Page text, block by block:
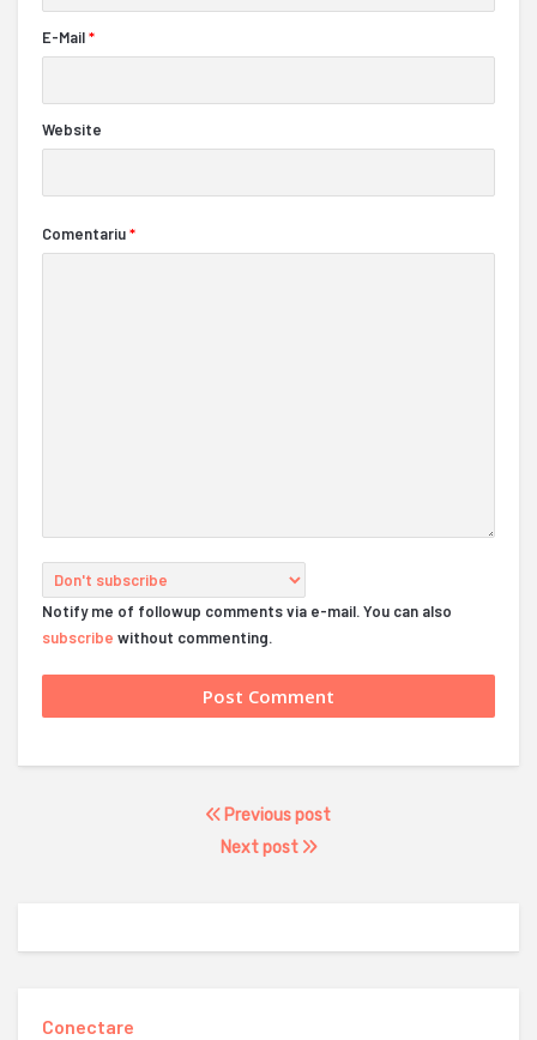
E-Mail*
Website
Comentariu*
Notify me of followup comments via e-mail. You can also
subscribe without commenting.
Previous post
Next post
Conectare